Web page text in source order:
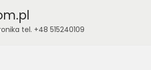
tel. +48 515240109